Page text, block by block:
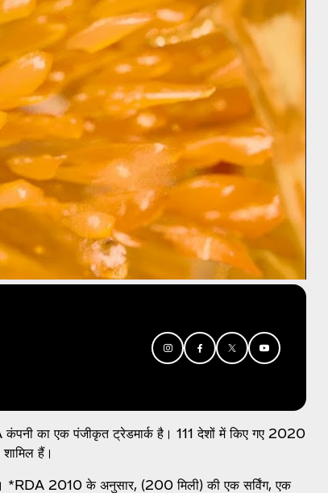
का एक पंजीकृत ट्रेडमार्क है। 111 देशों में किए गए 2020
हैं।
*RDA 2010 के अनुसार, (200 मिली) की एक सर्विंग, एक